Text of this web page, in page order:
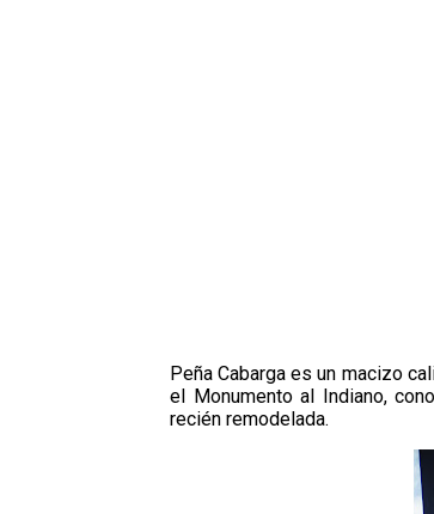
Peña Cabarga es un macizo
el Monumento al Indiano,
recién remodelada.